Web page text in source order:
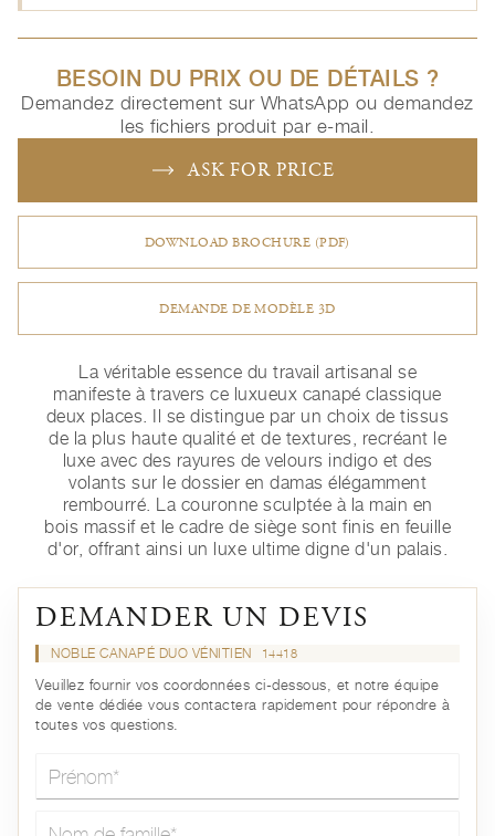
BESOIN DU PRIX OU DE DÉTAILS ?
Demandez directement sur WhatsApp ou demandez
les fichiers produit par e-mail.
ASK FOR PRICE
DOWNLOAD BROCHURE (PDF)
DEMANDE DE MODÈLE 3D
La véritable essence du travail artisanal se
manifeste à travers ce luxueux canapé classique
deux places. Il se distingue par un choix de tissus
de la plus haute qualité et de textures, recréant le
luxe avec des rayures de velours indigo et des
volants sur le dossier en damas élégamment
rembourré. La couronne sculptée à la main en
bois massif et le cadre de siège sont finis en feuille
d'or, offrant ainsi un luxe ultime digne d'un palais.
DEMANDER UN DEVIS
NOBLE CANAPÉ DUO VÉNITIEN 14418
Veuillez fournir vos coordonnées ci-dessous, et notre équipe
de vente dédiée vous contactera rapidement pour répondre à
toutes vos questions.